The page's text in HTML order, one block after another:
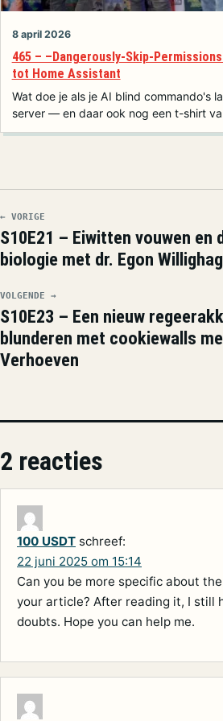
8 april 2026
465 – –Dangerously-Skip-
tot Home Assistant
Wat doe je als je AI blind commando's
server — en daar ook nog een t-shirt
← VORIGE
S10E21 – Eiwitten vouwen en
biologie met dr. Egon
VOLGENDE →
S10E23 – Een nieuw
blunderen met cookiewalls
Verhoeven
2 reacties
100 USDT schreef:
22 juni 2025 om 15:14
Can you be more specific about
your article? After reading it, I still
doubts. Hope you can help me.